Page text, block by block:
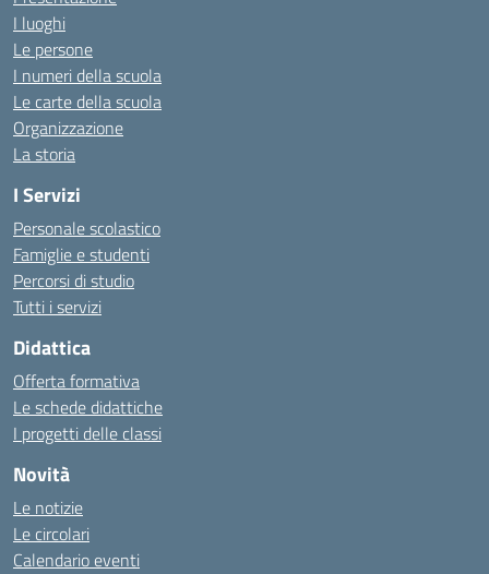
I luoghi
Le persone
I numeri della scuola
Le carte della scuola
Organizzazione
La storia
I Servizi
Personale scolastico
Famiglie e studenti
Percorsi di studio
Tutti i servizi
Didattica
Offerta formativa
Le schede didattiche
I progetti delle classi
Novità
Le notizie
Le circolari
Calendario eventi